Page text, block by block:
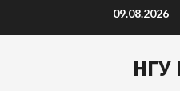
to
09.08.2026
НГУ